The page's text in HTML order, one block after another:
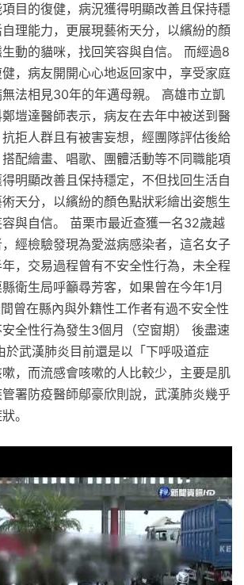
目的復健，病況獲得明顯改善且保持穩
理能力，更展現藝術天分，以繽紛的顏
動的貓咪，找回笑容與自信。 而經過8
，病友開開心心地返回家中，享受家庭
法相見30年的年邁母親。 高雄市立凱
塏達醫師表示，病友在去年中被送到醫
拒人群且有被害妄想，經團隊評估後給
配繪畫、唱歌、團體活動等不同職能項
明顯改善且保持穩定，不但找回生活自
天分，以繽紛的顏色點狀彩繪出姿態生
與自信。 苗栗市最近查獲一名32歲越
經檢驗發現為愛滋病感染者，這名女子
，交易過程曾有不安全性行為，未全程
衛生局呼籲尋芳客，如果曾在今年1月
曾在縣內與外籍性工作者有過不安全性
全性行為發生3個月（空窗期） 後盡速
於武漢肺炎目前還是以「下呼吸道症
，而流感會咳嗽的人比較少，主要是肌
署防疫醫師鄔豪欣則說，武漢肺炎幾乎
。